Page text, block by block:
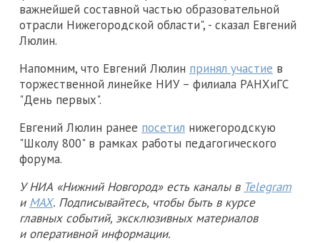
важнейшей составной частью образовательной
отрасли Нижегородской области", - сказал Евгений
Люлин.
Напомним, что Евгений Люлин принял участие в
торжественной линейке НИУ – филиала РАНХиГС
"День первых".
Евгений Люлин ранее посетил нижегородскую
"Школу 800" в рамках работы педагогического
форума.
У НИА «Нижний Новгород» есть каналы в Telegram
и MAX. Подписывайтесь, чтобы быть в курсе
главных событий, эксклюзивных материалов
и оперативной информации.